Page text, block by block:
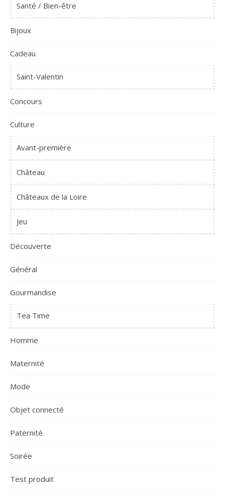
Santé / Bien-être
Bijoux
Cadeau
Saint-Valentin
Concours
Culture
Avant-première
Château
Châteaux de la Loire
Jeu
Découverte
Général
Gourmandise
Tea Time
Homme
Maternité
Mode
Objet connecté
Paternité
Soirée
Test produit